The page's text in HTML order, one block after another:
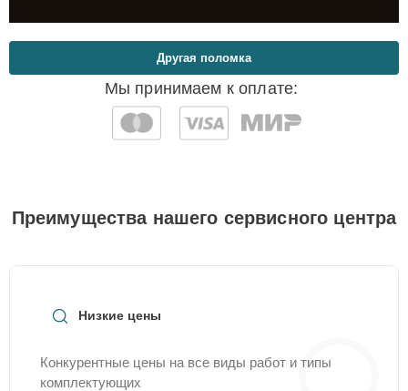
Мы принимаем к оплате:
Другая поломка
Преимущества нашего сервисного центра
Низкие цены
Конкурентные цены на все виды работ и типы
комплектующих